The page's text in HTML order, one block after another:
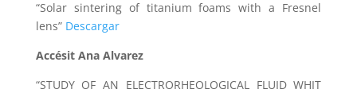
“Solar sintering of titanium foams with a Fresnel
lens” Descargar
Accésit Ana Alvarez
“STUDY OF AN ELECTRORHEOLOGICAL FLUID WHIT